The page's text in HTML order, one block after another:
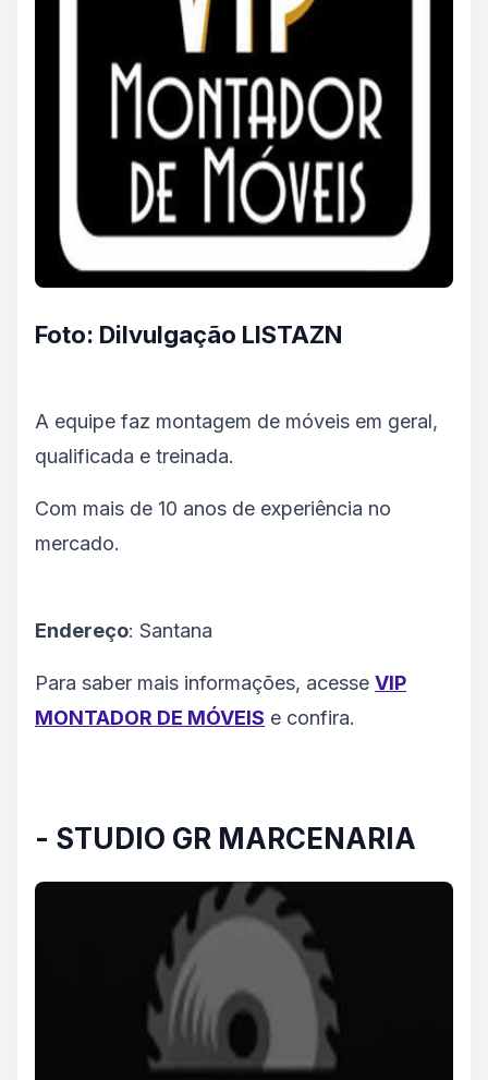
Foto: Dilvulgação LISTAZN
A equipe faz montagem de móveis em geral,
qualificada e treinada.
Com mais de 10 anos de experiência no
mercado.
Endereço: Santana
Para saber mais informações, acesse VIP
MONTADOR DE MÓVEIS e confira.
- STUDIO GR MARCENARIA